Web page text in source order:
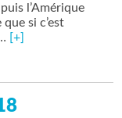
l’Amérique
si c’est
[+]